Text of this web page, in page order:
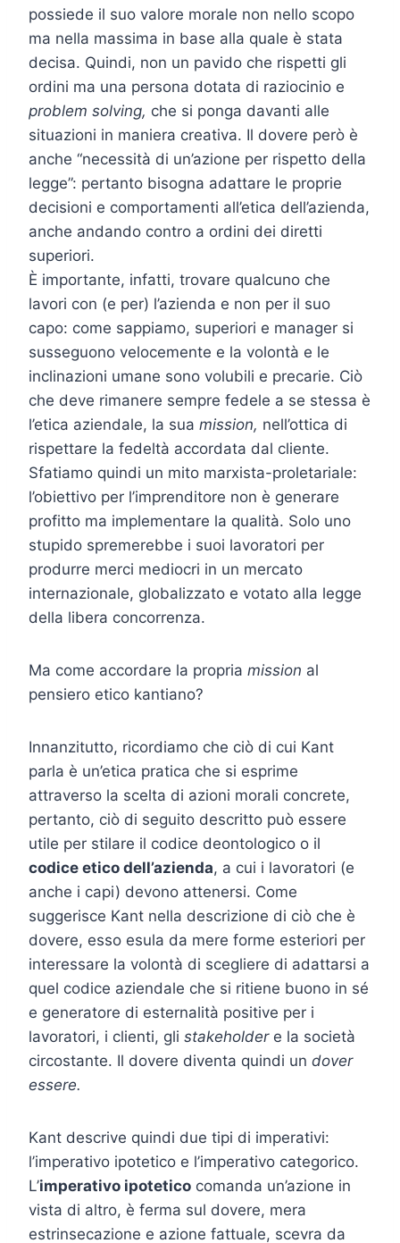
possiede il suo valore morale non nello scopo
ma nella massima in base alla quale è stata
decisa. Quindi, non un pavido che rispetti gli
ordini ma una persona dotata di raziocinio e
problem solving, che si ponga davanti alle
situazioni in maniera creativa. Il dovere però è
anche “necessità di un’azione per rispetto della
legge”: pertanto bisogna adattare le proprie
decisioni e comportamenti all’etica dell’azienda,
anche andando contro a ordini dei diretti
superiori.
È importante, infatti, trovare qualcuno che
lavori con (e per) l’azienda e non per il suo
capo: come sappiamo, superiori e manager si
susseguono velocemente e la volontà e le
inclinazioni umane sono volubili e precarie. Ciò
che deve rimanere sempre fedele a se stessa è
l’etica aziendale, la sua mission, nell’ottica di
rispettare la fedeltà accordata dal cliente.
Sfatiamo quindi un mito marxista-proletariale:
l’obiettivo per l’imprenditore non è generare
profitto ma implementare la qualità. Solo uno
stupido spremerebbe i suoi lavoratori per
produrre merci mediocri in un mercato
internazionale, globalizzato e votato alla legge
della libera concorrenza.
Ma come accordare la propria mission al
pensiero etico kantiano?
Innanzitutto, ricordiamo che ciò di cui Kant
parla è un’etica pratica che si esprime
attraverso la scelta di azioni morali concrete,
pertanto, ciò di seguito descritto può essere
utile per stilare il codice deontologico o il
codice etico dell’azienda, a cui i lavoratori (e
anche i capi) devono attenersi. Come
suggerisce Kant nella descrizione di ciò che è
dovere, esso esula da mere forme esteriori per
interessare la volontà di scegliere di adattarsi a
quel codice aziendale che si ritiene buono in sé
e generatore di esternalità positive per i
lavoratori, i clienti, gli stakeholdere la società
circostante. Il dovere diventa quindi un dover
essere.
Kant descrive quindi due tipi di imperativi:
l’imperativo ipotetico e l’imperativo categorico.
L’imperativo ipotetico comanda un’azione in
vista di altro, è ferma sul dovere, mera
estrinsecazione e azione fattuale, scevra da